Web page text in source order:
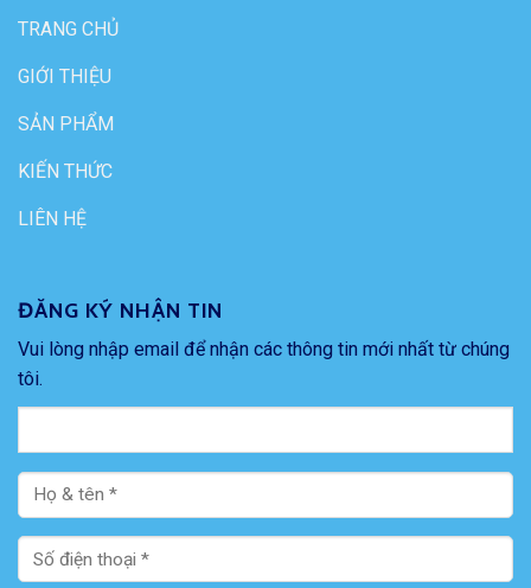
TRANG CHỦ
GIỚI THIỆU
SẢN PHẨM
KIẾN THỨC
LIÊN HỆ
ĐĂNG KÝ NHẬN TIN
Vui lòng nhập email để nhận các thông tin mới nhất từ chúng
tôi.